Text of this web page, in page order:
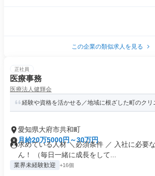
この企業の類似求人を見る
正社員
医療事務
医療法人健輝会
経験や資格を活かせる／地域に根ざした町のク
愛知県大府市共和町
月給20万5000円～30万円
求めている人材 ＼必須条件 ／ 入社に必要
ん！ （毎日一緒に成長をして...
業界未経験歓迎 +16個